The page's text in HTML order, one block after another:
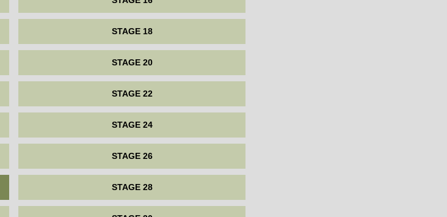
STAGE 18
STAGE 20
STAGE 22
STAGE 24
STAGE 26
STAGE 28